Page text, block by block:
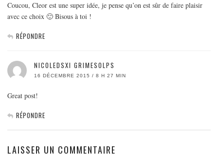
Coucou, Cleor est une super idée, je pense qu’on est sûr de faire plaisir
avec ce choix 🙂 Bisous à toi !
RÉPONDRE
NICOLEDSXI GRIMESOLPS
16 DÉCEMBRE 2015 / 8 H 27 MIN
Great post!
RÉPONDRE
LAISSER UN COMMENTAIRE